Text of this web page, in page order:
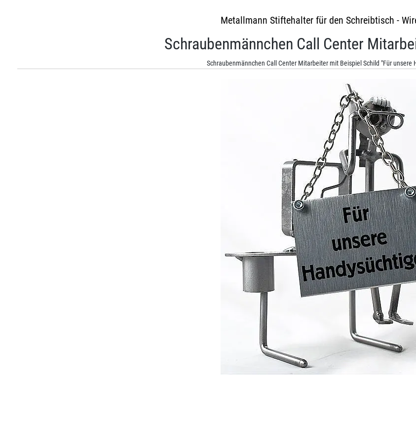
Metallmann Stiftehalter für den Schreibtisch -
Schraubenmännchen Call Center
Schraubenmännchen Call Center Mitarbeiter mit Beispiel Schild "Für unsere